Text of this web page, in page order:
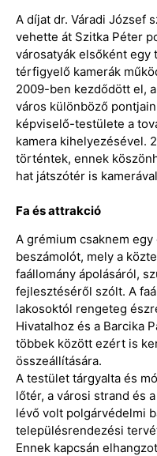
A díjat dr. Váradi József
vehette át Szitka Péter
városatyák elsőként egy
térfigyelő kamerák
2009-ben kezdődött el,
város különböző
képviselő-testülete a
kamera kihelyezésével.
történtek, ennek
hat játszótér is
Fa és attrakció
A grémium csaknem
beszámolót, mely a
faállomány ápolásáról,
fejlesztéséről szólt. A
lakosoktól rengeteg
Hivatalhoz és a Barcika
többek között ezért is
összeállítására.
A testület tárgyalta és
lőtér, a városi strand és
lévő volt polgárvédelmi
településrendezési
Ennek kapcsán